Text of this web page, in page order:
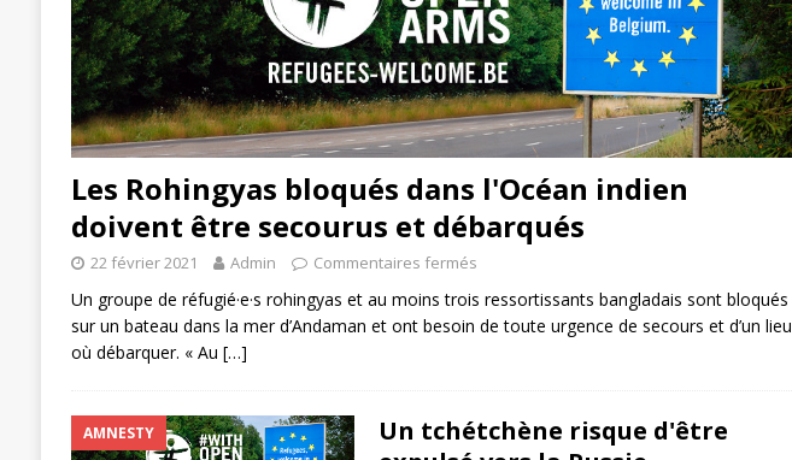
Les Rohingyas bloqués dans l'Océan indien
doivent être secourus et débarqués
22 février 2021 Admin Commentaires fermés
Un groupe de réfugié·e·s rohingyas et au moins trois ressortissants bangladais sont bloqués
sur un bateau dans la mer d’Andaman et ont besoin de toute urgence de secours et d’un lieu
où débarquer. « Au […]
AMNESTY
Un tchétchène risque d'être